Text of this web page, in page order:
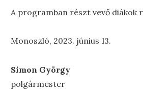
A programban részt vevő
Monoszló, 2023. június 13.
Simon György
polgármester